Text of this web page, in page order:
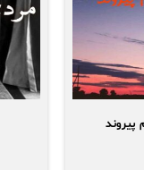
پیروند